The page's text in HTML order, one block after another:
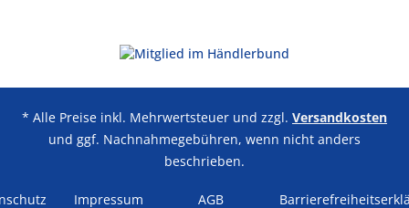
* Alle Preise inkl. Mehrwertsteuer und zzgl. Versandkosten
und ggf. Nachnahmegebühren, wenn nicht anders
beschrieben.
Impressum AGB